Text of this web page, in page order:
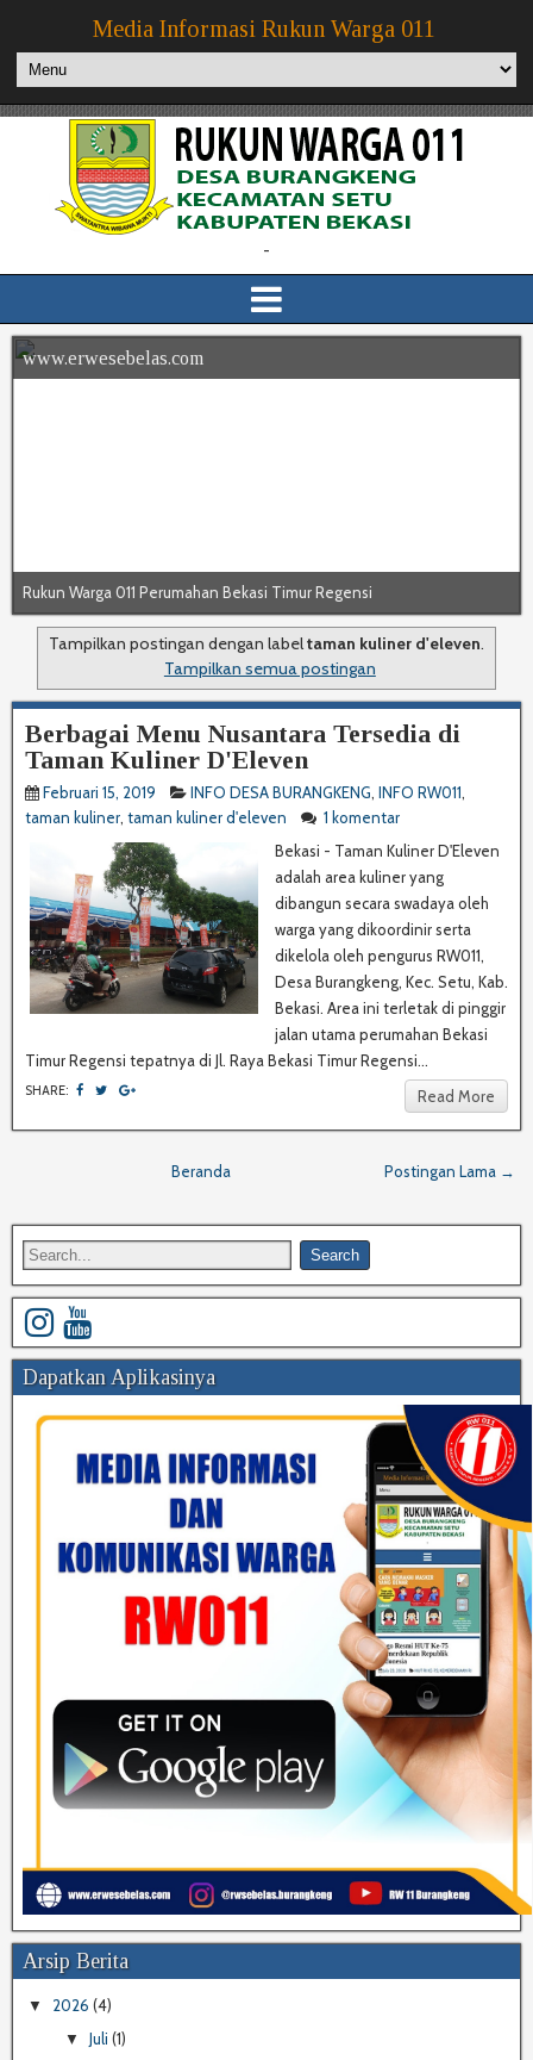
Media Informasi Rukun Warga 011
-
www.erwesebelas.com
Rukun Warga 011 Perumahan Bekasi Timur Regensi
Tampilkan postingan dengan labeltaman kuliner d'eleven.
Tampilkan semua postingan
Berbagai Menu Nusantara Tersedia di
Taman Kuliner D'Eleven
Februari 15, 2019 INFO DESA BURANGKENG, INFO RW011,
taman kuliner, taman kuliner d'eleven
1 komentar
Bekasi - Taman Kuliner D'Eleven
adalah area kuliner yang
dibangun secara swadaya oleh
warga yang dikoordinir serta
dikelola oleh pengurus RW011,
Desa Burangkeng, Kec. Setu, Kab.
Bekasi. Area ini terletak di pinggir
jalan utama perumahan Bekasi
Timur Regensi tepatnya di Jl. Raya Bekasi Timur Regensi...
SHARE: Read More
Postingan Lama →
Beranda
Dapatkan Aplikasinya
Arsip Berita
▼ 2026 (4)
▼ Juli (1)